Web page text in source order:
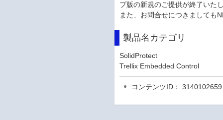
プ版の新規のご提供が終了いた
また、お問合せにつきましても
製品名カテゴリ
SolidProtect
Trellix Embedded Control
コンテンツID： 3140102659